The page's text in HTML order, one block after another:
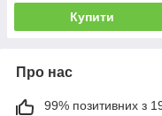
Купити
Про нас
99% позитивних з